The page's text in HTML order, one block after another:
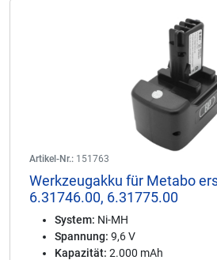
Artikel-Nr.: 151763
Werkzeugakku für Metabo
6.31746.00, 6.31775.00
System: Ni-MH
Spannung: 9,6 V
Kapazität: 2.000 mAh